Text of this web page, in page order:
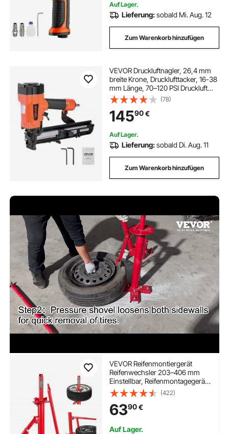
Auf Lager.
Lieferung:sobald Mi. Aug. 12
Zum Warenkorb hinzufügen
VEVOR Druckluftnagler, 26,4 mm
breite Krone, Drucklufttacker, 16-38
mm Länge, 70–120 PSI Druckluft
Nagelpistole mit zwei Schussmodi
für Dachterrassen,
Wandverkleidungen, Zäune,
Unterböden
(78)
14590€
Auf Lager.
Lieferung:sobald Di. Aug. 11
Zum Warenkorb hinzufügen
VEVOR Reifenmontiergerät
Reifenwechsler 203–406 mm
Einstellbar, Reifenmontagegerät
460x380x940 mm Montiereisen
Reifenmontiermaschine
Reifenwechseln zur Manuellen
Montage und Demontage
Reifenheber
(422)
6390€
Auf Lager.